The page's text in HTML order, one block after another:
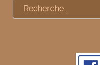
Rechercher